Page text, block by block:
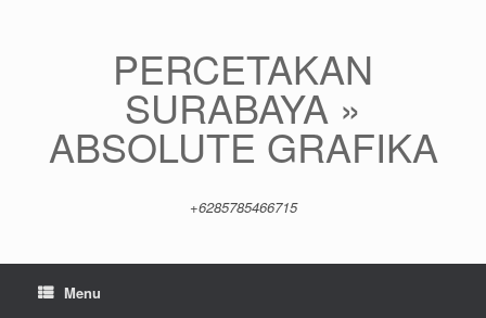
PERCETAKAN
SURABAYA »
ABSOLUTE GRAFIKA
+6285785466715
Menu